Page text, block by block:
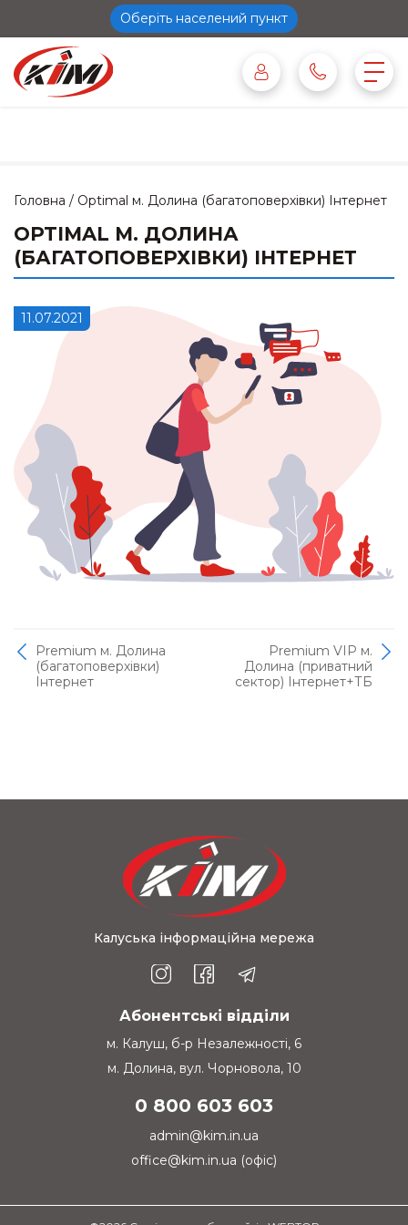
Оберіть населений пункт
Головна / Optimal м. Долина (багатоповерхівки) Інтернет
OPTIMAL М. ДОЛИНА
(БАГАТОПОВЕРХІВКИ) ІНТЕРНЕТ
11.07.2021
Premium м. Долина
(багатоповерхівки)
Інтернет
Premium VIP м.
Долина (приватний
сектор) Інтернет+ТБ
Калуська інформаційна мережа
Абонентські відділи
м. Калуш, б-р Незалежності, 6
м. Долина, вул. Чорновола, 10
0 800 603 603
admin@kim.in.ua
office@kim.in.ua (офіс)